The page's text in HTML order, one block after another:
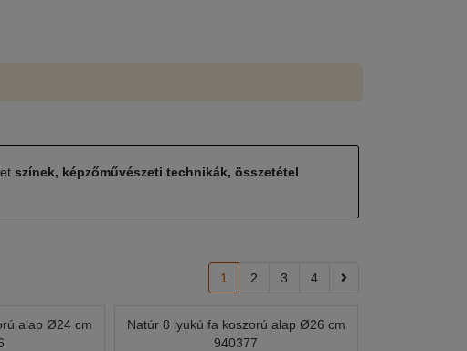
színek, képzőművészeti technikák, összetétel
1 2 3 4
alap Ø24 cm
Natúr 8 lyukú fa koszorú alap Ø26 cm
940377